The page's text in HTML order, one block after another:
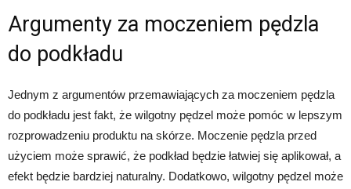
Argumenty za moczeniem pędzla
do podkładu
Jednym z argumentów przemawiających za moczeniem pędzla
do podkładu jest fakt, że wilgotny pędzel może pomóc w lepszym
rozprowadzeniu produktu na skórze. Moczenie pędzla przed
użyciem może sprawić, że podkład będzie łatwiej się aplikował, a
efekt będzie bardziej naturalny. Dodatkowo, wilgotny pędzel może